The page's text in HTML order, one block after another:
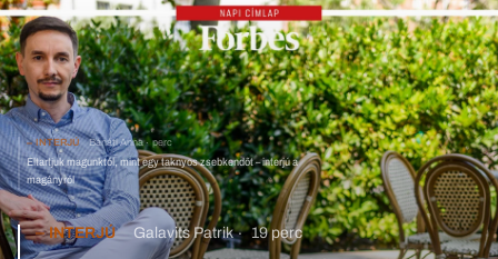
INTERJÚ Bánáti Anna perc
Eltartjuk magunktól, mint egy taknyos zsebkendőt – interjú a
magányról
INTERJÚ Galavits Patrik 19 perc
Ennek a generációnak mindennapi, hogy már nem tudja, mi az